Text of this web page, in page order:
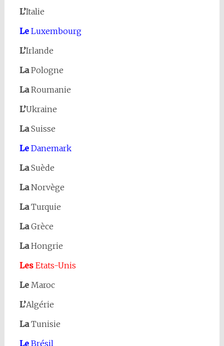
L’Italie
LeLuxembourg
L’Irlande
LaPologne
LaRoumanie
L’Ukraine
LaSuisse
LeDanemark
LaSuède
LaNorvège
LaTurquie
LaGrèce
LaHongrie
LesEtats-Unis
LeMaroc
L’Algérie
LaTunisie
LeBrésil